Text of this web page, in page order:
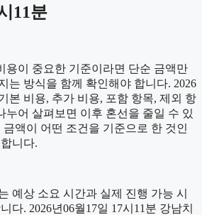
11분
용이 중요한 기준이라면 단순 금액만
는 방식을 함께 확인해야 합니다. 2026
본 비용, 추가 비용, 포함 항목, 제외 항
누어 살펴보면 이후 혼선을 줄일 수 있
액이 어떤 조건을 기준으로 한 것인
니다.
예상 소요 시간과 실제 진행 가능 시
다. 2026년06월17일 17시11분 강남치